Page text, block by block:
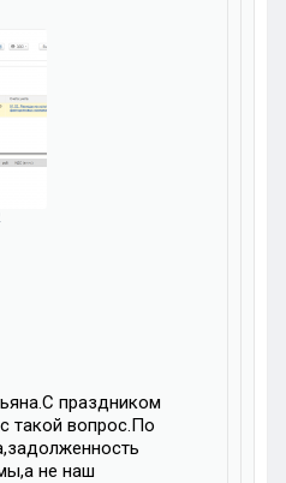
праздником
такой вопрос.По
не наш